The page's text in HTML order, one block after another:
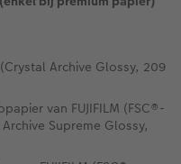
Archive Glossy, 209
van FUJIFILM (FSC®-
Supreme Glossy,